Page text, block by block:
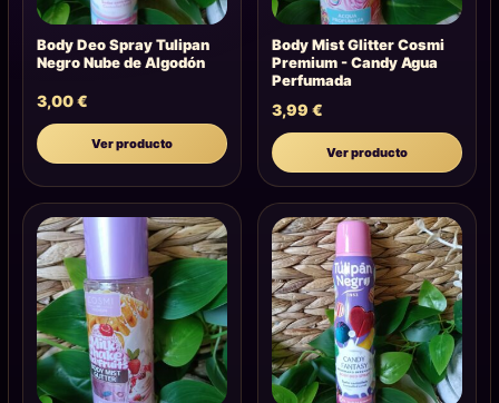
Body Deo Spray Tulipan
Negro Nube de Algodón
3,00€
Ver producto
Body Mist Glitter Cosmi
Premium - Candy Agua
Perfumada
3,99 €
Ver producto